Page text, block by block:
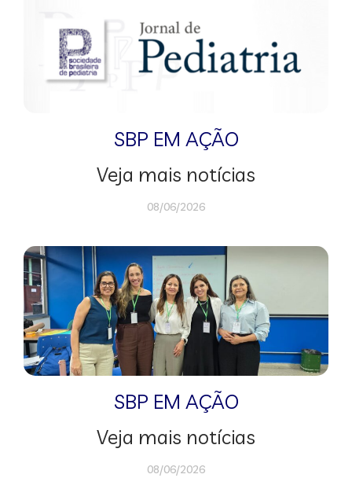
SBP EM AÇÃO
Veja mais notícias
08/06/2026
SBP EM AÇÃO
Veja mais notícias
08/06/2026